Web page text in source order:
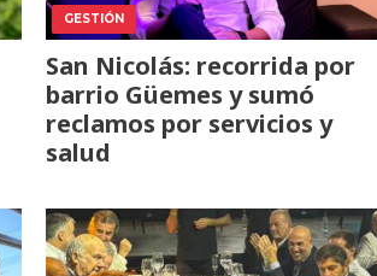
GESTIÓN
San Nicolás: recorrida por
barrio Güemes y sumó
reclamos por servicios y
salud